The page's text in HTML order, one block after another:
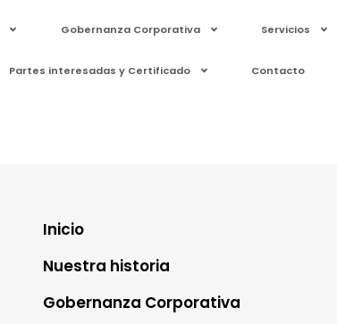
Gobernanza Corporativa Servicios
Partes interesadas y Certificado Contacto
Inicio
Nuestra historia
Gobernanza Corporativa